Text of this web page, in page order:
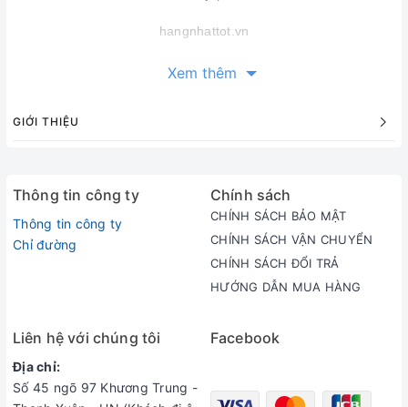
hangnhattot.vn
https://www.facebook.com/ijapanstore/
Xem thêm
GIỚI THIỆU
Thông tin công ty
Thông tin công ty
Chỉ đường
Chính sách
CHÍNH SÁCH BẢO MẬT
CHÍNH SÁCH VẬN CHUYỂN
CHÍNH SÁCH ĐỔI TRẢ
HƯỚNG DẪN MUA HÀNG
Liên hệ với chúng tôi
Địa chỉ:
Số 45 ngõ 97 Khương Trung -
Facebook